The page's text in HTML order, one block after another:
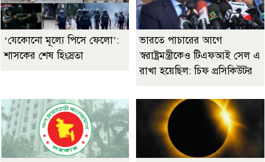
‘যেকোনো মূল্যে পিসে ফেলো’:
শাসকের শেষ হিংস্রতা
ভারতে পাচারের আগে
স্বরাষ্ট্রমন্ত্রীকেও টিএফআই সেল এ
রাখা হয়েছিল: চিফ প্রসিকিউটর